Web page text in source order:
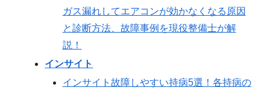
ガス漏れしてエアコンが効かなくなる原因
と診断方法、故障事例を現役整備士が解
説！
インサイト
インサイト故障しやすい持病5選！各持病の